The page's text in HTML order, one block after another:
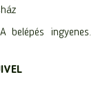
belépés ingyenes.